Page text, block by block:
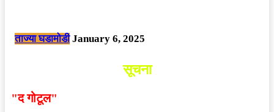
ताज्या घडामोडी January 6, 2025
सूचना
"द गोटूल"